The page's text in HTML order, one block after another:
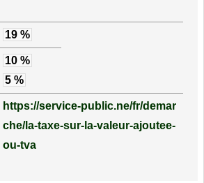
19 %
10 %
5 %
https://service-public.ne/fr/demar
che/la-taxe-sur-la-valeur-ajoutee-
ou-tva